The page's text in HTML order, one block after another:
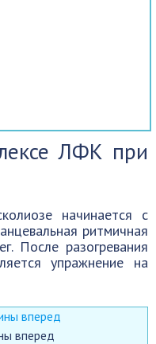
ЛФК при
начинается с
ритмичная
После разогревания
упражнение на
вперед